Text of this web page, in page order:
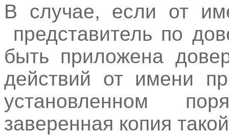
В случае, если от
представитель по
быть приложена
действий от имени
установленном
заверенная копия